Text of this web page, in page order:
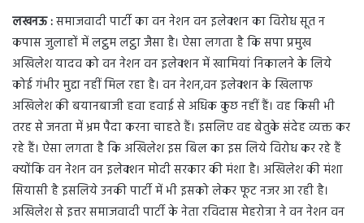
लखनऊ :समाजवादी पार्टी का वन नेशन वन इलेक्शन का विरोध सूत न
कपास जुलाहों में लट्ठम लट्ठा जैसा है। ऐसा लगता है कि सपा प्रमुख
अखिलेश यादव को वन नेशन वन इलेक्शन में खामियां निकालने के लिये
कोई गंभीर मुद्दा नहीं मिल रहा है। वन नेशन,वन इलेक्शन के खिलाफ
अखिलेश की बयानबाजी हवा हवाई से अधिक कुछ नहीं हैं। वह किसी भी
तरह से जनता में भ्रम पैदा करना चाहते हैं। इसलिए वह बेतुके संदेह व्यक्त कर
रहे हैं। ऐसा लगता है कि अखिलेश इस बिल का इस लिये विरोध कर रहे हैं
क्योंकि वन नेशन वन इलेक्शन मोदी सरकार की मंशा है। अखिलेश की मंशा
सियासी है इसलिये उनकी पार्टी में भी इसको लेकर फूट नजर आ रही है।
अखिलेश से इत्तर समाजवादी पार्टी के नेता रविदास मेहरोत्रा ने वन नेशन वन